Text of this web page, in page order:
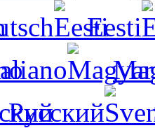
Eesti
Русский